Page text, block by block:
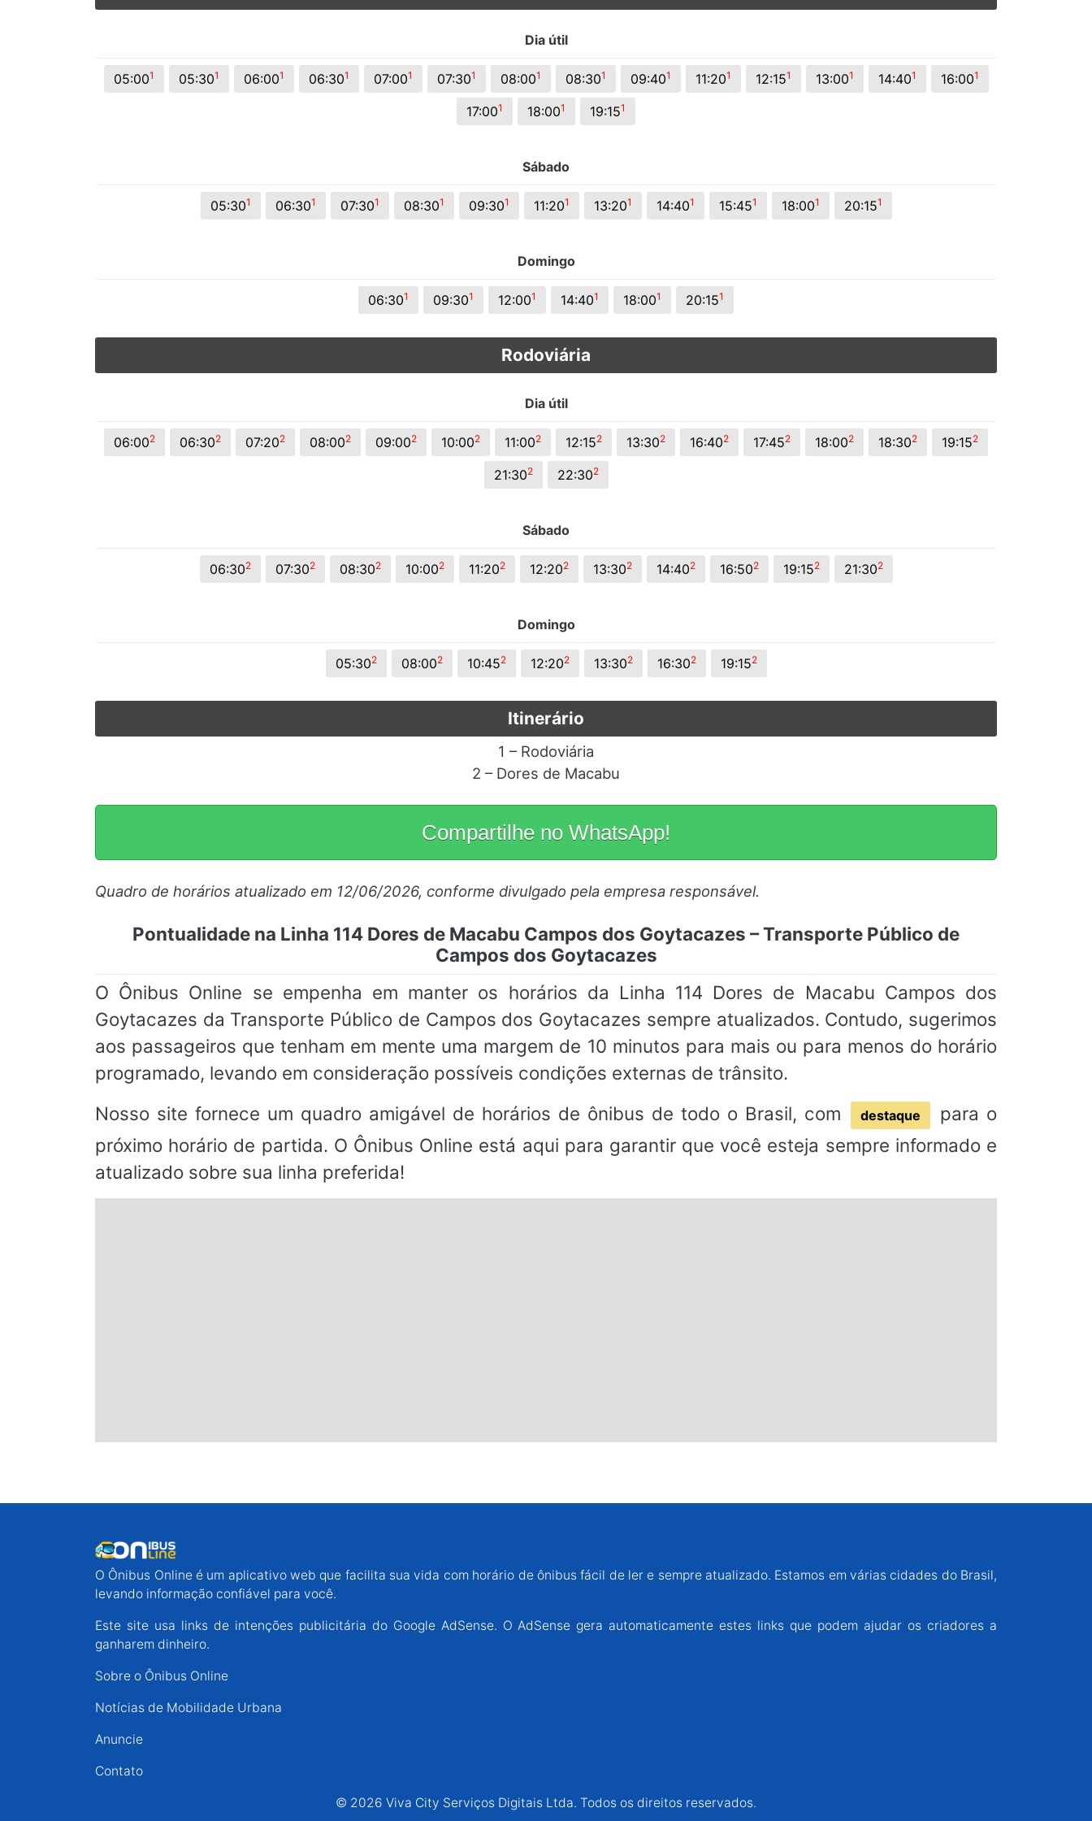
© 2026 Viva City Serviços Digitais Ltda. Todos os direitos reservados.
Dia útil
05:001 05:301 06:001 06:301 07:001 07:301 08:001 08:301 09:401 11:201 12:151 13:001 14:401 16:001
17:001 18:001 19:151
Sábado
05:301 06:301 07:301 08:301 09:301 11:201 13:201 14:401 15:451 18:001 20:151
Domingo
06:301 09:301 12:001 14:401 18:001 20:151
Rodoviária
Dia útil
06:002 06:302 07:202 08:002 09:002 10:002 11:002 12:152 13:302 16:402 17:452 18:002 18:302 19:152
21:302 22:302
Sábado
06:302 07:302 08:302 10:002 11:202 12:202 13:302 14:402 16:502 19:152 21:302
Domingo
05:302 08:002 10:452 12:202 13:302 16:302 19:152
Itinerário
1 – Rodoviária
2 – Dores de Macabu
Compartilhe no WhatsApp!
Quadro de horários atualizado em 12/06/2026, conforme divulgado pela empresa responsável.
Pontualidade na Linha 114 Dores de Macabu Campos dos Goytacazes – Transporte Público de
Campos dos Goytacazes
O Ônibus Online se empenha em manter os horários da Linha 114 Dores de Macabu Campos dos
Goytacazes da Transporte Público de Campos dos Goytacazes sempre atualizados. Contudo, sugerimos
aos passageiros que tenham em mente uma margem de 10 minutos para mais ou para menos do horário
programado, levando em consideração possíveis condições externas de trânsito.
Nosso site fornece um quadro amigável de horários de ônibus de todo o Brasil, com
destaque
para o
próximo horário de partida. O Ônibus Online está aqui para garantir que você esteja sempre informado e
atualizado sobre sua linha preferida!
O Ônibus Online é um aplicativo web que facilita sua vida com horário de ônibus fácil de ler e sempre atualizado. Estamos em várias cidades do Brasil,
levando informação confiável para você.
Este site usa links de intenções publicitária do Google AdSense. O AdSense gera automaticamente estes links que podem ajudar os criadores a
ganharem dinheiro.
Sobre o Ônibus Online
Notícias de Mobilidade Urbana
Anuncie
Contato
© 2026 Viva City Serviços Digitais Ltda. Todos os direitos reservados.